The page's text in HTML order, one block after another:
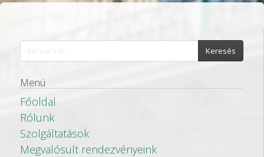
Keresés
Menü
Főoldal
Rólunk
Szolgáltatások
Megvalósult rendezvényeink